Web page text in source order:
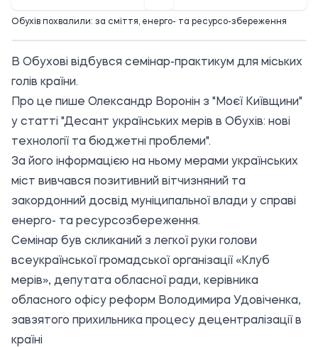
Обухів похвалили: за сміття, енерго- та ресурсо-збереження
В Обухові відбувся семінар-практикум для міських
голів країни.
Про це пише Олександр Воронін з "Моєї Київщини"
у статті "Десант українських мерів в Обухів: нові
технології та бюджетні проблеми".
За його інформацією на ньому мерами українських
міст вивчався позитивний вітчизняний та
закордонний досвід муніципальної влади у справі
енерго- та ресурсозбереження.
Семінар був скликаний з легкої руки голови
всеукраїнської громадської організації «Клуб
мерів», депутата обласної ради, керівника
обласного офісу реформ Володимира Удовіченка,
завзятого прихильника процесу децентралізації в
країні